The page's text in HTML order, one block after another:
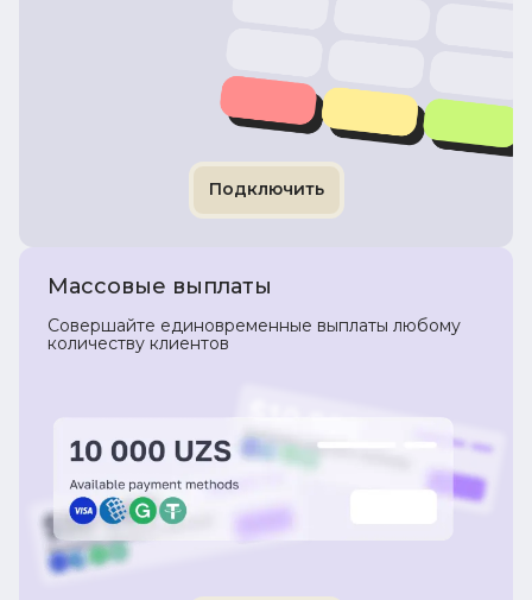
Подключить
Массовые выплаты
Совершайте единовременные выплаты любому
количеству клиентов